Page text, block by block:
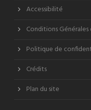
Accessibilité
Conditions Générales
Politique de
Crédits
Plan du site